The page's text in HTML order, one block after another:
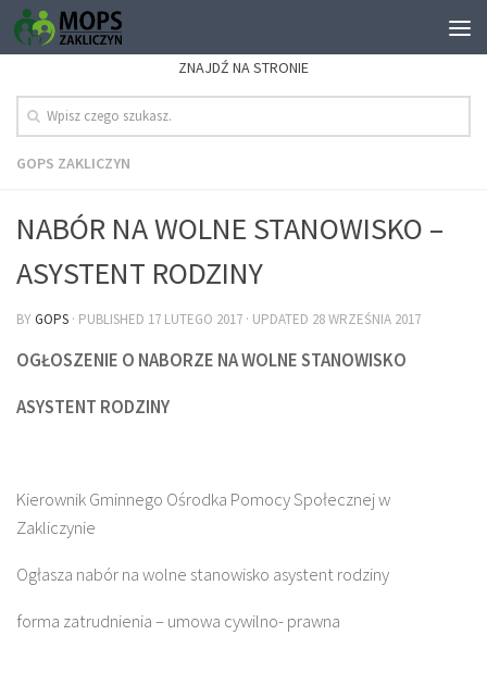
ZNAJDŹ NA STRONIE
GOPS ZAKLICZYN
NABÓR NA WOLNE STANOWISKO –
ASYSTENT RODZINY
BYGOPS · PUBLISHED 17 LUTEGO 2017 · UPDATED 28 WRZEŚNIA 2017
OGŁOSZENIE O NABORZE NA WOLNE STANOWISKO
ASYSTENT RODZINY
Kierownik Gminnego Ośrodka Pomocy Społecznej w
Zakliczynie
Ogłasza nabór na wolne stanowisko asystent rodziny
forma zatrudnienia – umowa cywilno- prawna